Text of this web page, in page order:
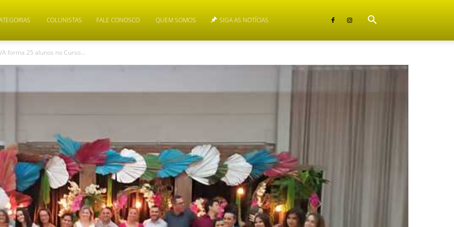
COLUNISTAS FALE CONOSCO QUEM SOMOS SIGA AS NOTÍCIAS
forma 25 alunos no Curso...